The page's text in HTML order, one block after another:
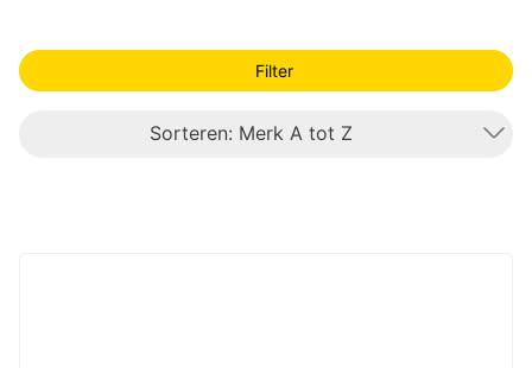
Filter
Sorteren: Merk A tot Z